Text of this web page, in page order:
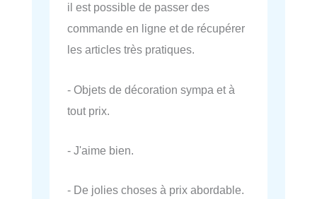
il est possible de passer des
commande en ligne et de récupérer
les articles très pratiques.
- Objets de décoration sympa et à
tout prix.
- J'aime bien.
- De jolies choses à prix abordable.